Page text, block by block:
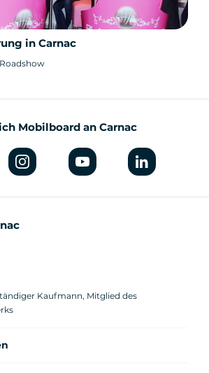
in Carnac
Mobilboard an Carnac
Kaufmann, Mitglied des